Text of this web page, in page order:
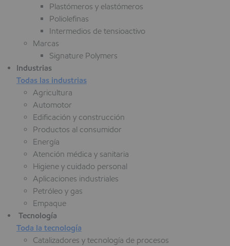
Plastómeros y elastómeros
Poliolefinas
Intermedios de tensioactivo
Marcas
Signature Polymers
Industrias
Todas las industrias
Agricultura
Automotor
Edificación y construcción
Productos al consumidor
Energía
Atención médica y sanitaria
Higiene y cuidado personal
Aplicaciones industriales
Petróleo y gas
Empaque
Tecnología
Toda la tecnología
Catalizadores y tecnología de procesos